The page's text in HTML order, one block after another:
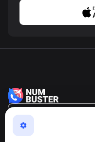
NumBuster ©